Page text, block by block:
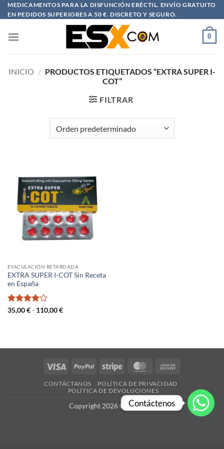
Saltar
al
MEDICAMENTOS PARA LA DISFUNCIÓN ERÉCTIL. ENVÍO GRATUITO
EN PEDIDOS SUPERIORES A 50 €. DISCRETO Y SEGURO.
0
INICIO / PRODUCTOS ETIQUETADOS “EXTRA SUPER I-
COT”
FILTRAR
EYACULACIÓN RETARDADA
EXTRA SUPER I-COT Sin Receta
en España
Valorado
35,00€ - 110,00€Rango
110,00 €
Visa PayPal Stripe MasterCard
Delivery
CONTÁCTANOS
POLÍTICA DE PRIVACIDAD
POLÍTICA DE DEVOLUCIONES
Copyright 2026 © es-X.com
Contáctenos